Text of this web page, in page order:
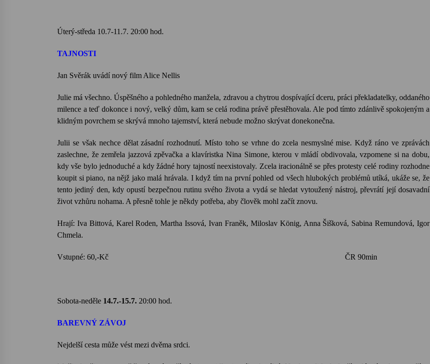
Úterý-středa 10.7-11.7. 20:00 hod.
TAJNOSTI
Jan Svěrák uvádí nový film Alice Nellis
Julie má všechno. Úspěšného a pohledného manžela, zdravou a chytrou dospívající dceru, práci překladatelky, oddaného
milence a teď dokonce i nový, velký dům, kam se celá rodina právě přestěhovala. Ale pod tímto zdánlivě spokojeným a
klidným povrchem se skrývá mnoho tajemství, která nebude možno skrývat donekonečna.
Julii se však nechce dělat zásadní rozhodnutí. Místo toho se vrhne do zcela nesmyslné mise. Když ráno ve zprávách
zaslechne, že zemřela jazzová zpěvačka a klavíristka Nina Simone, kterou v mládí obdivovala, vzpomene si na dobu,
kdy vše bylo jednoduché a kdy žádné hory tajností neexistovaly. Zcela iracionálně se přes protesty celé rodiny rozhodne
koupit si piano, na nějž jako malá hrávala. I když tím na první pohled od všech hlubokých problémů utíká, ukáže se, že
tento jediný den, kdy opustí bezpečnou rutinu svého života a vydá se hledat vytoužený nástroj, převrátí její dosavadní
život vzhůru nohama. A přesně tohle je někdy potřeba, aby člověk mohl začít znovu.
Hrají: Iva Bittová, Karel Roden, Martha Issová, Ivan Franěk, Miloslav König, Anna Šišková, Sabina Remundová, Igor
Chmela.
Vstupné: 60,-Kč ČR 90min
Sobota-neděle 14.7.-15.7. 20:00 hod.
BAREVNÝ ZÁVOJ
Nejdelší cesta může vést mezi dvěma srdci.